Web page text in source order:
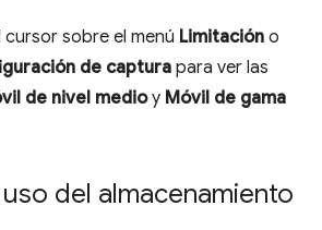
cursor sobre el menú Limitación o
de captura para ver las
de nivel medioy Móvil de gama
del almacenamiento